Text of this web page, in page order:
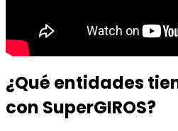
¿Qué entidades
con SuperGIROS?